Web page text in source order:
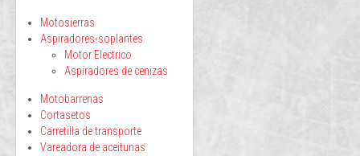
Motosierras
Aspiradores-soplantes
Motor Electrico
Aspiradores de cenizas
Motobarrenas
Cortasetos
Carretilla de transporte
Vareadora de aceitunas